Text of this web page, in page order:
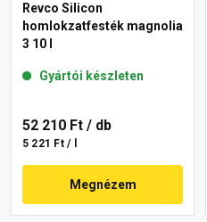
Revco Silicon
homlokzatfesték magnolia
3 10 l
Gyártói készleten
52 210 Ft / db
5 221 Ft / l
Megnézem